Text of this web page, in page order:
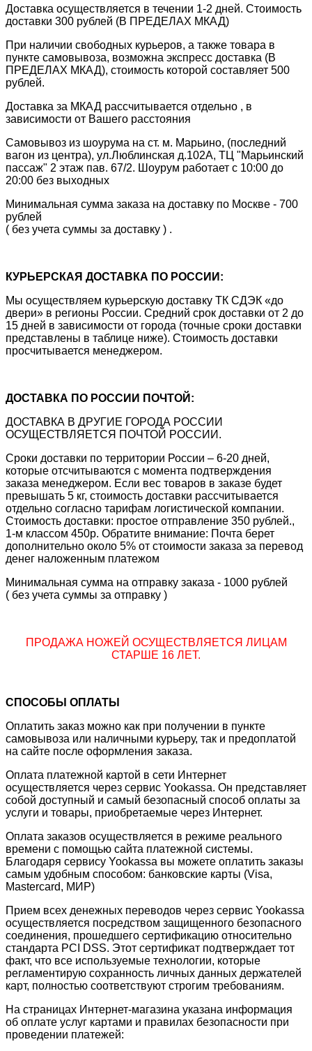
Доставка осуществляется в течении 1-2 дней. Стоимость
доставки 300 рублей (В ПРЕДЕЛАХ МКАД)
При наличии свободных курьеров, а также товара в
пункте самовывоза, возможна экспресс доставка (В
ПРЕДЕЛАХ МКАД), стоимость которой составляет 500
рублей.
Доставка за МКАД рассчитывается отдельно , в
зависимости от Вашего расстояния
Самовывоз из шоурума на ст. м. Марьино, (последний
вагон из центра), ул.Люблинская д.102А, ТЦ "Марьинский
пассаж" 2 этаж пав. 67/2. Шоурум работает с 10:00 до
20:00 без выходных
Минимальная сумма заказа на доставку по Москве - 700
рублей
( без учета суммы за доставку ) .
КУРЬЕРСКАЯ ДОСТАВКА ПО РОССИИ:
Мы осуществляем курьерскую доставку ТК СДЭК «до
двери» в регионы России. Средний срок доставки от 2 до
15 дней в зависимости от города (точные сроки доставки
представлены в таблице ниже). Стоимость доставки
просчитывается менеджером.
ДОСТАВКА ПО РОССИИ ПОЧТОЙ:
ДОСТАВКА В ДРУГИЕ ГОРОДА РОССИИ
ОСУЩЕСТВЛЯЕТСЯ ПОЧТОЙ РОССИИ.
Сроки доставки по территории России – 6-20 дней,
которые отсчитываются с момента подтверждения
заказа менеджером. Если вес товаров в заказе будет
превышать 5 кг, стоимость доставки рассчитывается
отдельно согласно тарифам логистической компании.
Стоимость доставки: простое отправление 350 рублей.,
1-м классом 450р. Обратите внимание: Почта берет
дополнительно около 5% от стоимости заказа за перевод
денег наложенным платежом
Минимальная сумма на отправку заказа - 1000 рублей
( без учета суммы за отправку )
ПРОДАЖА НОЖЕЙ ОСУЩЕСТВЛЯЕТСЯ ЛИЦАМ
СТАРШЕ 16 ЛЕТ.
СПОСОБЫ ОПЛАТЫ
Оплатить заказ можно как при получении в пункте
самовывоза или наличными курьеру, так и предоплатой
на сайте после оформления заказа.
Оплата платежной картой в сети Интернет
осуществляется через сервис Yookassa. Он представляет
собой доступный и самый безопасный способ оплаты за
услуги и товары, приобретаемые через Интернет.
Оплата заказов осуществляется в режиме реального
времени с помощью сайта платежной системы.
Благодаря сервису Yookassa вы можете оплатить заказы
самым удобным способом: банковские карты (Visa,
Mastercard, МИР)
Прием всех денежных переводов через сервис Yookassa
осуществляется посредством защищенного безопасного
соединения, прошедшего сертификацию относительно
стандарта PCI DSS. Этот сертификат подтверждает тот
факт, что все используемые технологии, которые
регламентирую сохранность личных данных держателей
карт, полностью соответствуют строгим требованиям.
На страницах Интернет-магазина указана информация
об оплате услуг картами и правилах безопасности при
проведении платежей: